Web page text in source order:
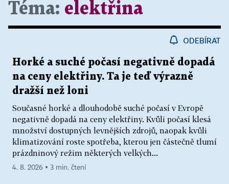
Téma: elektřina
ODEBÍRAT
Horké a suché počasí negativně dopadá
na ceny elektřiny. Ta je teď výrazně
dražší než loni
Současné horké a dlouhodobě suché počasí v Evropě
negativně dopadá na ceny elektřiny. Kvůli počasí klesá
množství dostupných levnějších zdrojů, naopak kvůli
klimatizování roste spotřeba, kterou jen částečně tlumí
prázdninový režim některých velkých...
4. 8. 2026 ▪ 3 min. čtení